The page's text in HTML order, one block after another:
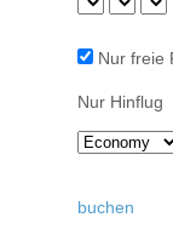
Nur freie
Nur Hinflug
buchen